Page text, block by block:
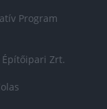
Program
Építőipari Zrt.